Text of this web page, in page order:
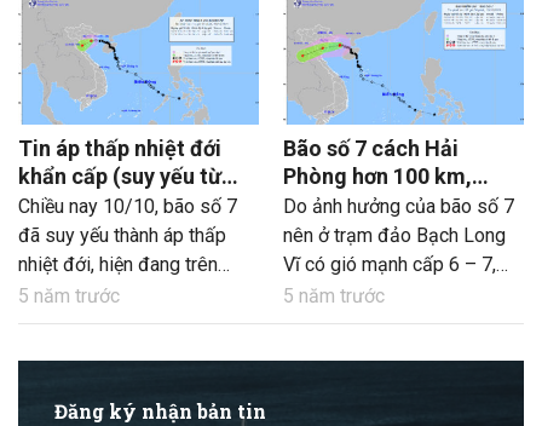
Đông Bắc. Sức gió mạnh
nhất vùng gần tâm bão mạnh
cấp 10 (90 – 100 km/giờ),
giật cấp 12.
Đông Bắc. Sức gió mạnh
nhất vùng gần tâm bão mạnh
cấp 9 (75 – 90 km/giờ), giật
cấp 11.
Tin áp thấp nhiệt đới
khẩn cấp (suy yếu từ
cơn bão số 7) và tin bão
gần biển Đông (Bão
Kompasu)
Chiều nay 10/10, bão số 7
đã suy yếu thành áp thấp
nhiệt đới, hiện đang trên
vùng biển từ Hải Phòng đến
Nam Định. Trong khi đó, bão
13 khi vào Biển Đông.
5 năm trước
Bão số 7 cách Hải
Phòng hơn 100 km,
thêm một cơn bão sắp
vào biển Đông
Do ảnh hưởng của bão số 7
nên ở trạm đảo Bạch Long
Vĩ có gió mạnh cấp 6 – 7,
giật cấp 9, trạm đảo Cô Tô
có gió mạnh cấp 6, giật cấp
5 năm trước
Đăng ký nhận bản tin